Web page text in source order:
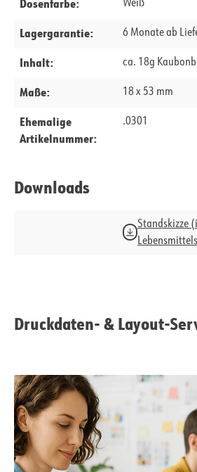
Dosenfarbe: Weiß
Lagergarantie: 6 Monate ab
Inhalt: ca. 18g
Maße: 18 x 53 mm
Ehemalige
Artikelnummer:
.0301
Downloads
Standskizze
Druckdaten- & Layout-